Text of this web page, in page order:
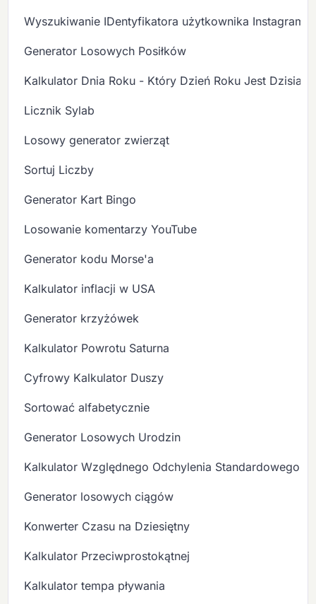
Wyszukiwanie IDentyfikatora użytkownika Instagram
Generator Losowych Posiłków
Kalkulator Dnia Roku - Który Dzień Roku Jest Dzisiaj?
Licznik Sylab
Losowy generator zwierząt
Sortuj Liczby
Generator Kart Bingo
Losowanie komentarzy YouTube
Generator kodu Morse'a
Kalkulator inflacji w USA
Generator krzyżówek
Kalkulator Powrotu Saturna
Cyfrowy Kalkulator Duszy
Sortować alfabetycznie
Generator Losowych Urodzin
Kalkulator Względnego Odchylenia Standardowego
Generator losowych ciągów
Konwerter Czasu na Dziesiętny
Kalkulator Przeciwprostokątnej
Kalkulator tempa pływania